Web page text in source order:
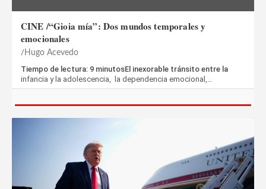
CINE /“Gioia mía”: Dos mundos temporales y
emocionales
Hugo Acevedo
Tiempo de lectura: 9 minutosEl inexorable tránsito entre la
infancia y la adolescencia, la dependencia emocional,…